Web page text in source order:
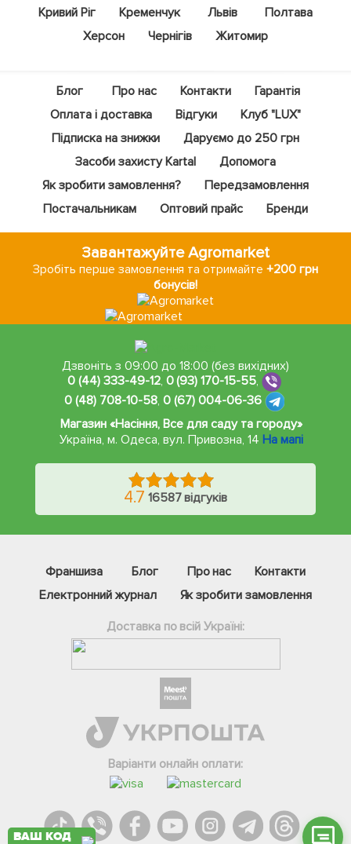
Кривий Ріг
Кременчук Львів
Полтава
Херсон
Чернігів Житомир
Блог Про нас Контакти
Гарантія
Оплата і доставка
Відгуки
Клуб "LUX"
Підписка на знижки
Даруємо до 250 грн
Засоби захисту Kartal
Допомога
Як зробити замовлення?
Передзамовлення
Постачальникам
Оптовий прайс Бренди
Завантажуйте Agromarket
Зробіть перше замовлення та отримайте+200 грн
бонусів!
Дзвоніть з 09:00 до 18:00 (без вихідних)
0 (44) 333-49-12, 0 (93) 170-15-55,
0 (48) 708-10-58, 0 (67) 004-06-36
Магазин «Насіння, Все для саду та городу»
Україна, м. Одеса,вул. Привозна, 14 На мапі
4.7 16587 відгуків
Франшиза Блог Про нас
Контакти
Електронний журнал
Як зробити замовлення
Доставка по всій Україні:
Варіанти онлайн оплати:
Інстаграм
Онлайн чат
ВАШ КОД